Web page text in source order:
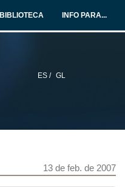
BIBLIOTECA INFO PARA...
ES / GL
13 de feb. de 2007
Políticas de apoio, desde a Conserllería de Traballo da Xunta de Galicia, para o acceso ao emprego dos universitarios
13 de feb. de 2007